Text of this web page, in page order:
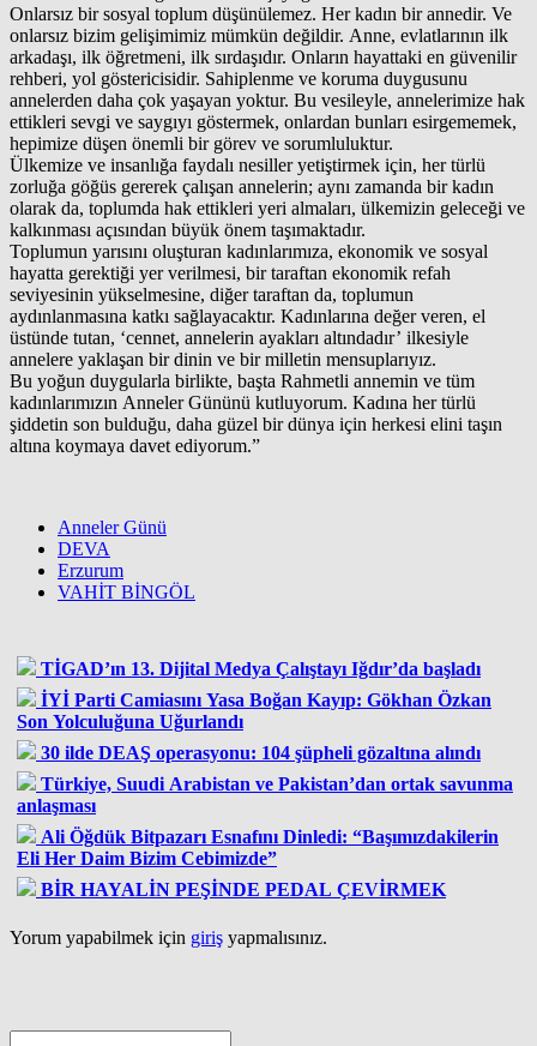
Onlarsız bir sosyal toplum düşünülemez. Her kadın bir annedir. Ve
onlarsız bizim gelişimimiz mümkün değildir. Anne, evlatlarının ilk
arkadaşı, ilk öğretmeni, ilk sırdaşıdır. Onların hayattaki en güvenilir
rehberi, yol göstericisidir. Sahiplenme ve koruma duygusunu
annelerden daha çok yaşayan yoktur. Bu vesileyle, annelerimize hak
ettikleri sevgi ve saygıyı göstermek, onlardan bunları esirgememek,
hepimize düşen önemli bir görev ve sorumluluktur.
Ülkemize ve insanlığa faydalı nesiller yetiştirmek için, her türlü
zorluğa göğüs gererek çalışan annelerin; aynı zamanda bir kadın
olarak da, toplumda hak ettikleri yeri almaları, ülkemizin geleceği ve
kalkınması açısından büyük önem taşımaktadır.
Toplumun yarısını oluşturan kadınlarımıza, ekonomik ve sosyal
hayatta gerektiği yer verilmesi, bir taraftan ekonomik refah
seviyesinin yükselmesine, diğer taraftan da, toplumun
aydınlanmasına katkı sağlayacaktır. Kadınlarına değer veren, el
üstünde tutan, ‘cennet, annelerin ayakları altındadır’ ilkesiyle
annelere yaklaşan bir dinin ve bir milletin mensuplarıyız.
Bu yoğun duygularla birlikte, başta Rahmetli annemin ve tüm
kadınlarımızın Anneler Gününü kutluyorum. Kadına her türlü
şiddetin son bulduğu, daha güzel bir dünya için herkesi elini taşın
altına koymaya davet ediyorum.”
Anneler Günü
DEVA
Erzurum
VAHİT BİNGÖL
TİGAD’ın 13. Dijital Medya Çalıştayı Iğdır’da başladı
İYİ Parti Camiasını Yasa Boğan Kayıp: Gökhan Özkan
Son Yolculuğuna Uğurlandı
30 ilde DEAŞ operasyonu: 104 şüpheli gözaltına alındı
Türkiye, Suudi Arabistan ve Pakistan’dan ortak savunma
anlaşması
Ali Öğdük Bitpazarı Esnafını Dinledi: “Başımızdakilerin
Eli Her Daim Bizim Cebimizde”
BİR HAYALİN PEŞİNDE PEDAL ÇEVİRMEK
Yorum yapabilmek için giriş yapmalısınız.